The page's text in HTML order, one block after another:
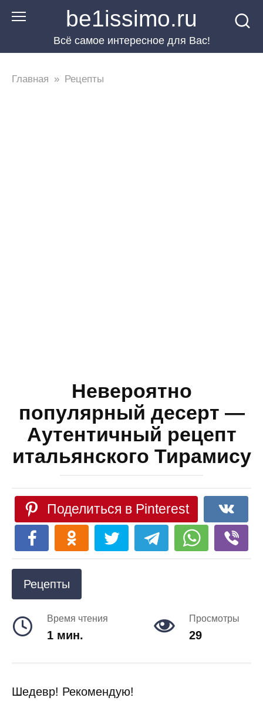
Перейти
be1issimo.ru
Всё самое интересное для Вас!
Главная » Рецепты
Невероятно
популярный десерт —
Аутентичный рецепт
итальянского Тирамису
Поделиться в Pinterest
Рецепты
Время чтения
1 мин.
Просмотры
29
Шедевр! Рекомендую!